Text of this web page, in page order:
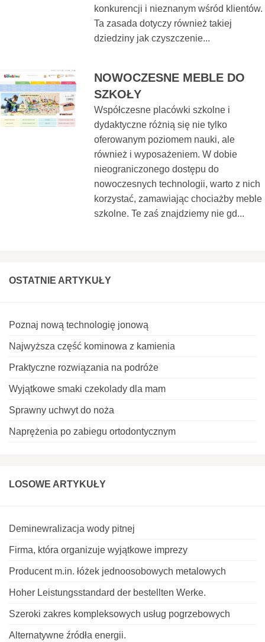
konkurencji i nieznanym wśród klientów.
Ta zasada dotyczy również takiej
dziedziny jak czyszczenie...
NOWOCZESNE MEBLE DO
SZKOŁY
Współczesne placówki szkolne i
dydaktyczne różnią się nie tylko
oferowanym poziomem nauki, ale
również i wyposażeniem. W dobie
nieograniczonego dostępu do
nowoczesnych technologii, warto z nich
korzystać, zamawiając chociażby meble
szkolne. Te zaś znajdziemy nie gd...
OSTATNIE ARTYKUŁY
Poznaj nową technologię jonową
Najwyższa część kominowa z kamienia
Praktyczne rozwiązania na podróże
Wyjątkowe smaki czekolady dla mam
Sprawny uchwyt do noża
Naprężenia po zabiegu ortodontycznym
LOSOWE ARTYKUŁY
Deminewralizacja wody pitnej
Firma, która organizuje wyjątkowe imprezy
Producent m.in. łóżek jednoosobowych metalowych
Hoher Leistungsstandard der bestellten Werke.
Szeroki zakres kompleksowych usług pogrzebowych
Alternatywne źródła energii.